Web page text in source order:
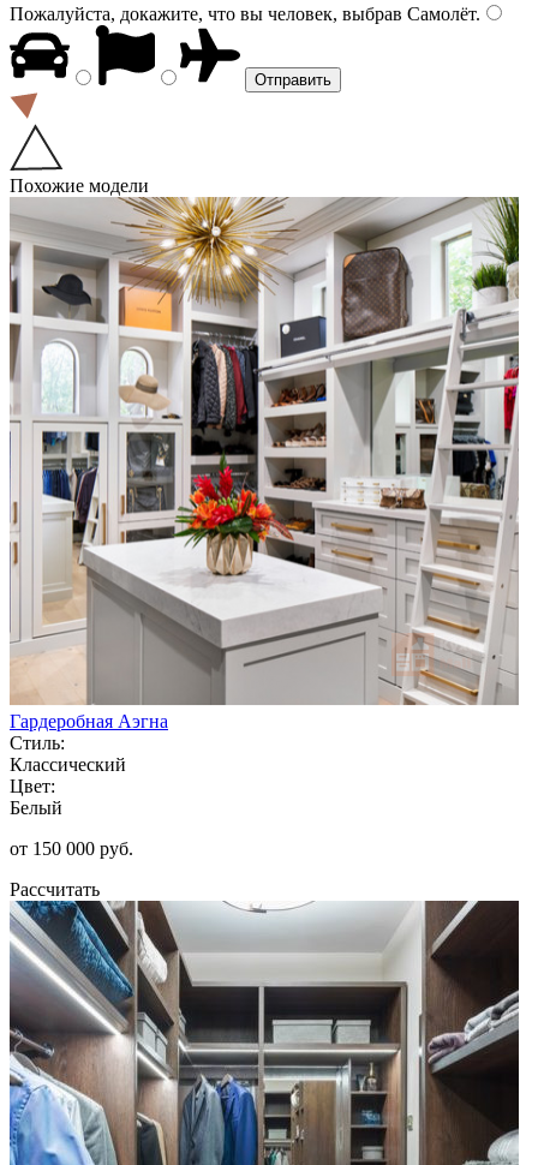
Пожалуйста, докажите, что вы человек, выбрав Самолёт.
Похожие модели
Гардеробная Аэгна
Стиль:
Классический
Цвет:
Белый
от 150 000 руб.
Рассчитать